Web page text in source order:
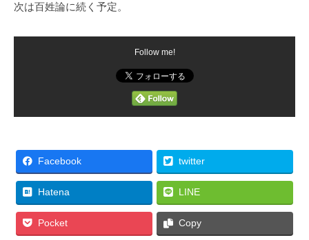
次は百姓論に続く予定。
Follow me!
Facebook twitter
Hatena LINE
Pocket Copy